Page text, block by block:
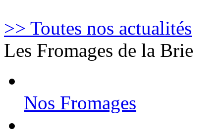
>> Toutes nos actualités
Les Fromages de la Brie
Nos Fromages